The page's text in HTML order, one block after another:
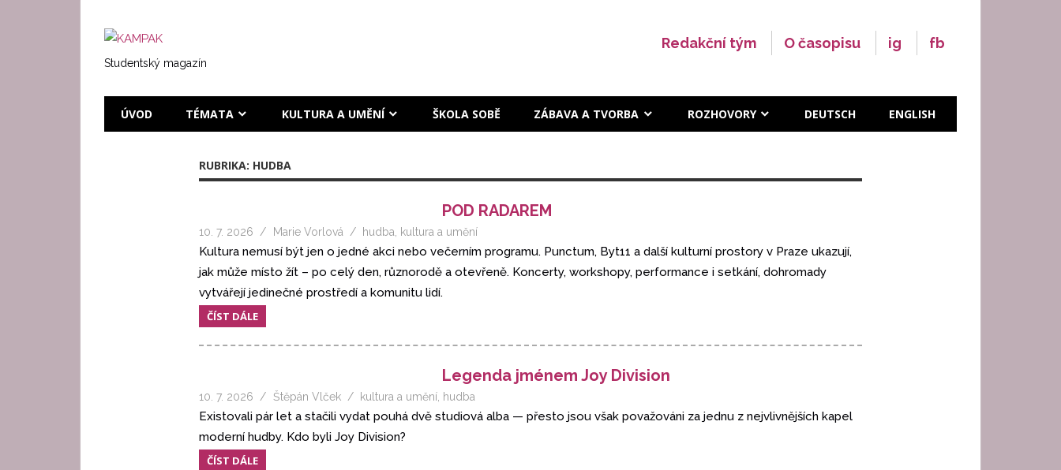
Studentský magazín
Redakční tým O časopisu ig fb
ÚVOD TÉMATA KULTURA A UMĚNÍ ŠKOLA SOBĚ ZÁBAVA A TVORBA ROZHOVORY DEUTSCH ENGLISH
RUBRIKA: HUDBA
POD RADAREM
10. 7. 2026 Marie Vorlová hudba kultura a umění
Kultura nemusí být jen o jedné akci nebo večerním programu. Punctum, Byt11 a další kulturní prostory v Praze ukazují,
jak může místo žít – po celý den, různorodě a otevřeně. Koncerty, workshopy, performance i setkání, dohromady
vytvářejí jedinečné prostředí a komunitu lidí.
ČÍST DÁLE
Legenda jménem Joy Division
10. 7. 2026 Štěpán Vlček kultura a umění hudba
Existovali pár let a stačili vydat pouhá dvě studiová alba — přesto jsou však považováni za jednu z nejvlivnějších kapel
moderní hudby. Kdo byli Joy Division?
ČÍST DÁLE